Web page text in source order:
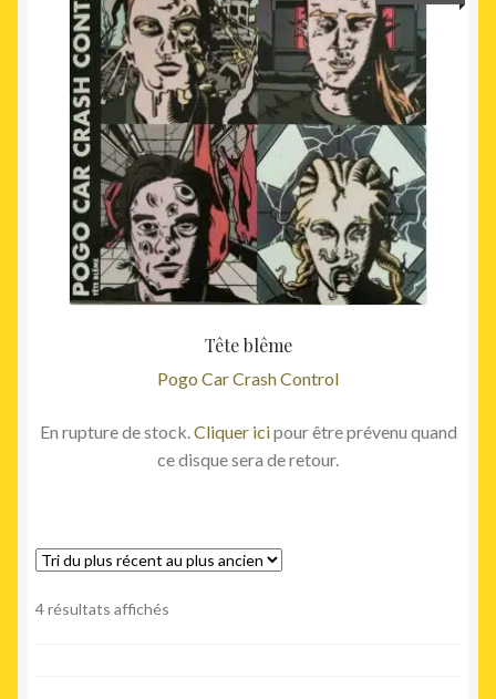
Tête blême
Pogo Car Crash Control
En rupture de stock.Cliquer icipour être prévenu quand
ce disque sera de retour.
4 résultats affichés